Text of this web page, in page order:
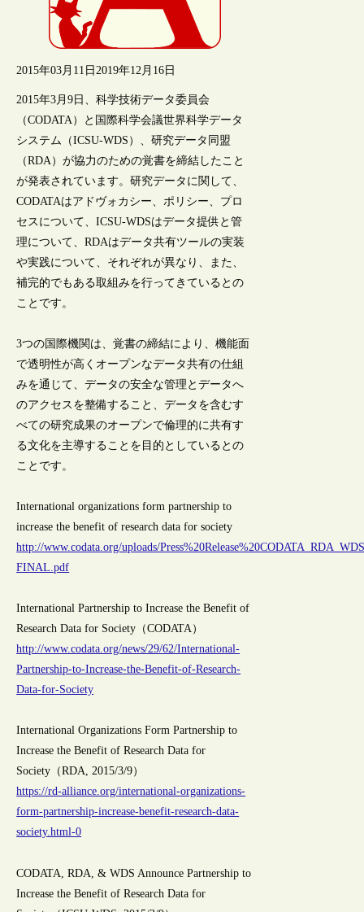
2015年03月11日 2019年12月16日
2015年3月9日、科学技術データ委員会
（CODATA）と国際科学会議世界科学データ
システム（ICSU-WDS）、研究データ同盟
（RDA）が協力のための覚書を締結したこと
が発表されています。研究データに関して、
CODATAはアドヴォカシー、ポリシー、プロ
セスについて、ICSU-WDSはデータ提供と管
理について、RDAはデータ共有ツールの実装
や実践について、それぞれが異なり、また、
補完的でもある取組みを行ってきているとの
ことです。
3つの国際機関は、覚書の締結により、機能面
で透明性が高くオープンなデータ共有の仕組
みを通じて、データの安全な管理とデータへ
のアクセスを整備すること、データを含むす
べての研究成果のオープンで倫理的に共有す
る文化を主導することを目的としているとの
ことです。
International organizations form partnership to
increase the benefit of research data for society
http://www.codata.org/uploads/
FINAL.pdf
International Partnership to Increase the Benefit of
Research Data for Society（CODATA）
http://www.codata.org/news/29/62/International-
Partnership-to-Increase-the-Benefit-of-Research-
Data-for-Society
International Organizations Form Partnership to
Increase the Benefit of Research Data for
Society（RDA, 2015/3/9）
https://rd-alliance.org/international-organizations-
form-partnership-increase-benefit-research-data-
society.html-0
CODATA, RDA, & WDS Announce Partnership to
Increase the Benefit of Research Data for